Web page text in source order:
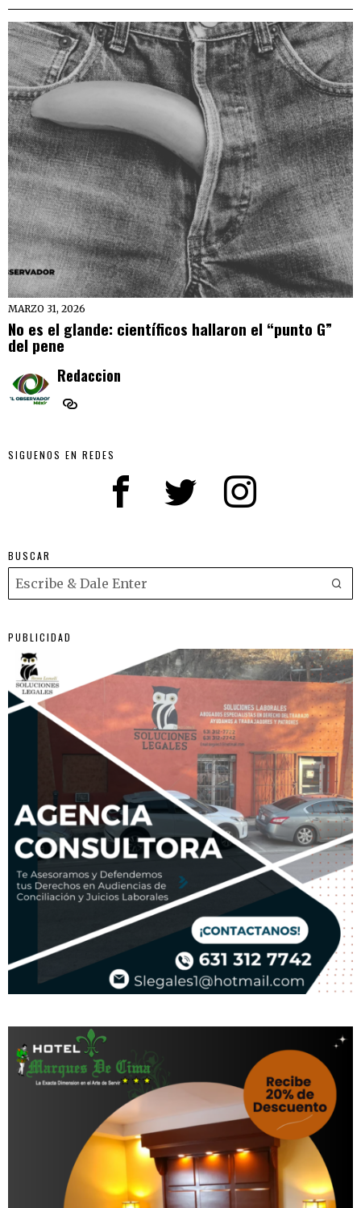
MARZO 31, 2026
No es el glande: científicos hallaron el “punto G”
del pene
Redaccion
SIGUENOS EN REDES
BUSCAR
PUBLICIDAD